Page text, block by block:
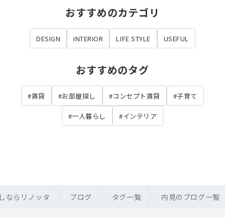
おすすめのカテゴリ
DESIGN INTERIOR LIFE STYLE USEFUL
おすすめのタグ
#賃貸 #お部屋探し #コンセプト賃貸 #子育て
#一人暮らし #インテリア
ならリノッタ ブログ タグ一覧 内見のブログ一覧